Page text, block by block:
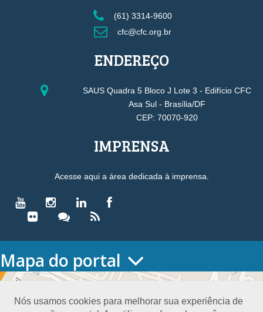
Nós usamos cookies para melhorar sua experiência de
(61) 3314-9600
cfc@cfc.org.br
ENDEREÇO
SAUS Quadra 5 Bloco J Lote 3 - Edifício CFC
Asa Sul - Brasília/DF
CEP: 70070-920
IMPRENSA
Acesse aqui a área dedicada à imprensa.
Mapa do portal
HOME
Conselho Diretor